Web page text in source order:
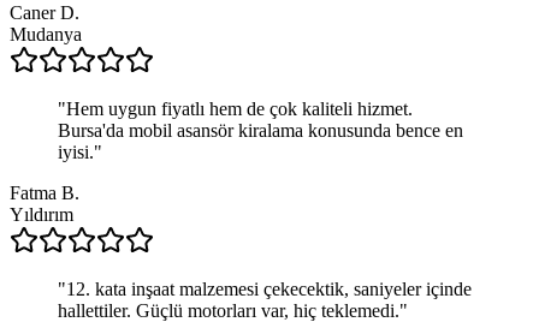
Caner D.
Mudanya
"Hem uygun fiyatlı hem de çok kaliteli hizmet.
Bursa'da mobil asansör kiralama konusunda bence en
iyisi."
Fatma B.
Yıldırım
"12. kata inşaat malzemesi çekecektik, saniyeler içinde
hallettiler. Güçlü motorları var, hiç teklemedi."